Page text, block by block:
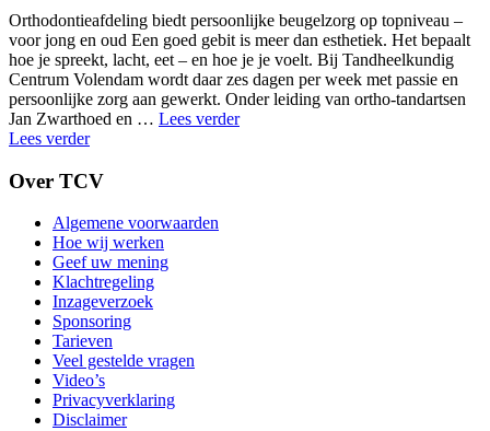
Orthodontieafdeling biedt persoonlijke beugelzorg op topniveau –
voor jong en oud Een goed gebit is meer dan esthetiek. Het bepaalt
hoe je spreekt, lacht, eet – en hoe je je voelt. Bij Tandheelkundig
Centrum Volendam wordt daar zes dagen per week met passie en
persoonlijke zorg aan gewerkt. Onder leiding van ortho-tandartsen
Jan Zwarthoed en … Lees verder"tcv-
Lees verder
Over TCV
Algemene voorwaarden
Hoe wij werken
Geef uw mening
Klachtregeling
Inzageverzoek
Sponsoring
Tarieven
Veel gestelde vragen
Video’s
Privacyverklaring
Disclaimer